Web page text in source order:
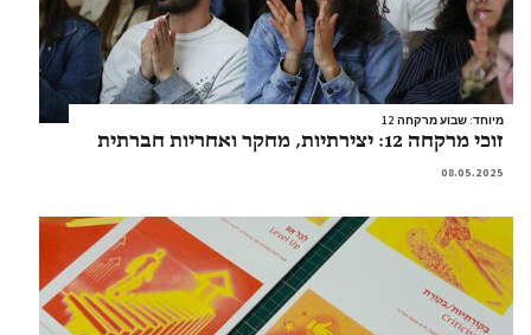
מיוחד: שבוע מרקחה 12
זוכי מרקחה 12: יצירתיות, מחקר ואחריות חברתית
08.05.2025